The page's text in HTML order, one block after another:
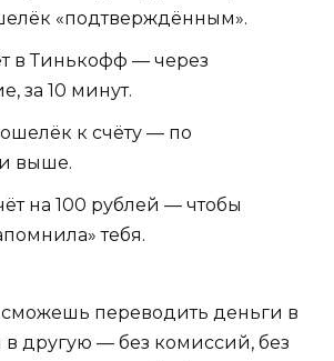
«подтверждённым».
в Тинькофф — через
за 10 минут.
к счёту — по
выше.
на 100 рублей — чтобы
тебя.
сможешь переводить деньги в
в другую — без комиссий, без